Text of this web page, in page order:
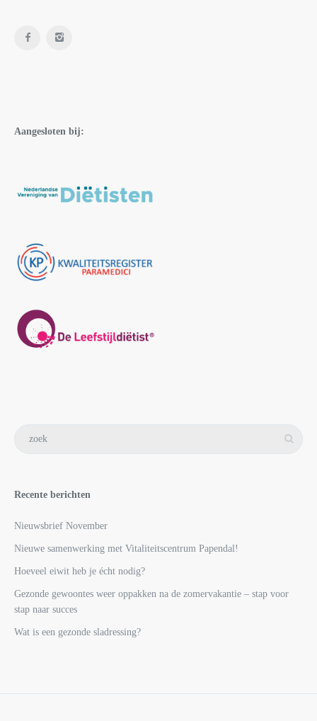
Aangesloten bij:
Recente berichten
Nieuwsbrief November
Nieuwe samenwerking met Vitaliteitscentrum Papendal!
Hoeveel eiwit heb je écht nodig?
Gezonde gewoontes weer oppakken na de zomervakantie – stap voor
stap naar succes
Wat is een gezonde sladressing?